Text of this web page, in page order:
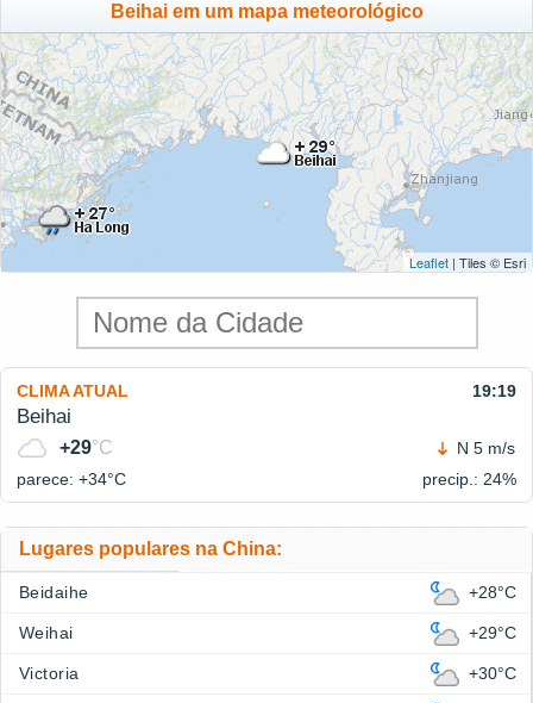
Beihai em um mapa meteorológico
Leaflet | Tiles © Esri
CLIMA ATUAL 19:19
Beihai
+29°C
N 5 m/s
parece: +34°C precip.: 24%
Lugares populares na China:
Beidaihe +28°C
Weihai +29°C
Victoria +30°C